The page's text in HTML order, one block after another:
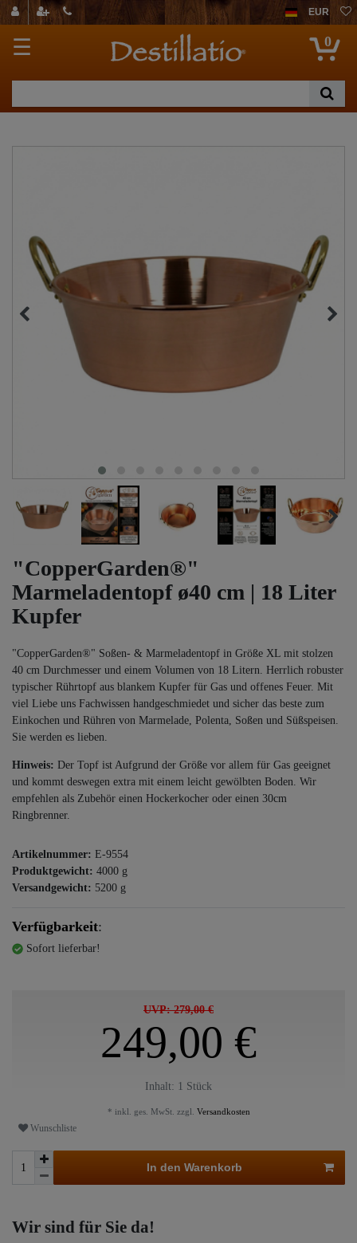
EUR
☰ 0
"CopperGarden®"
Marmeladentopf ø40 cm | 18 Liter
Kupfer
"CopperGarden®" Soßen- & Marmeladentopf in Größe XL mit stolzen
40 cm Durchmesser und einem Volumen von 18 Litern. Herrlich robuster
typischer Rührtopf aus blankem Kupfer für Gas und offenes Feuer. Mit
viel Liebe uns Fachwissen handgeschmiedet und sicher das beste zum
Einkochen und Rühren von Marmelade, Polenta, Soßen und Süßspeisen.
Sie werden es lieben.
Hinweis: Der Topf ist Aufgrund der Größe vor allem für Gas geeignet
und kommt deswegen extra mit einem leicht gewölbten Boden. Wir
empfehlen als Zubehör einen Hockerkocher oder einen 30cm
Ringbrenner.
Artikelnummer: E-9554
Produktgewicht: 4000 g
Versandgewicht: 5200 g
Verfügbarkeit:
Sofort lieferbar!
UVP: 279,00 €
249,00 €
Inhalt: 1 Stück
* inkl. ges. MwSt. zzgl. Versandkosten
Wunschliste
In den Warenkorb
Wir sind für Sie da!